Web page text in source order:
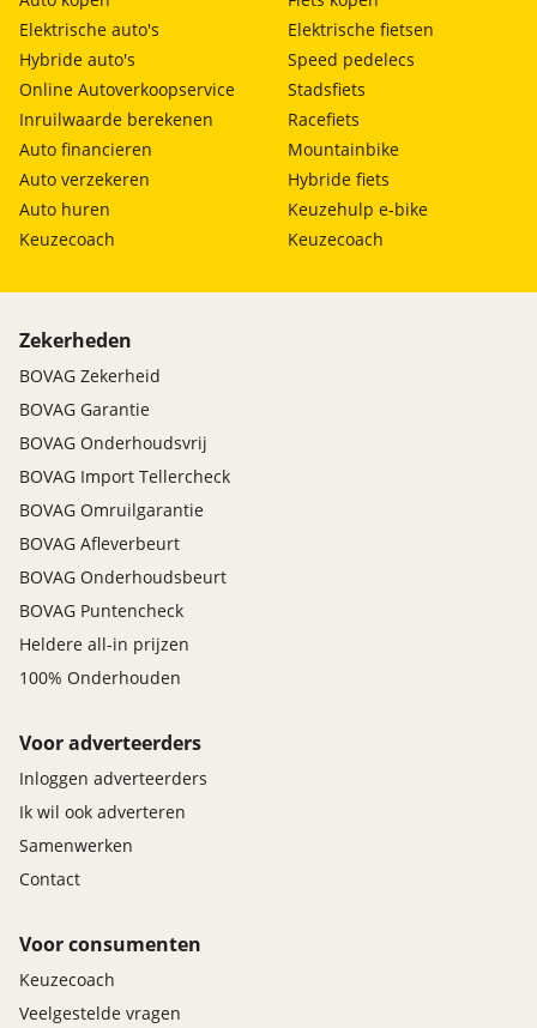
Elektrische auto's
Hybride auto's
Online Autoverkoopservice
Inruilwaarde berekenen
Auto financieren
Auto verzekeren
Auto huren
Keuzecoach
Elektrische fietsen
Speed pedelecs
Stadsfiets
Racefiets
Mountainbike
Hybride fiets
Keuzehulp e-bike
Keuzecoach
Zekerheden
BOVAG Zekerheid
BOVAG Garantie
BOVAG Onderhoudsvrij
BOVAG Import Tellercheck
BOVAG Omruilgarantie
BOVAG Afleverbeurt
BOVAG Onderhoudsbeurt
BOVAG Puntencheck
Heldere all-in prijzen
100% Onderhouden
Voor adverteerders
Inloggen adverteerders
Ik wil ook adverteren
Samenwerken
Contact
Voor consumenten
Keuzecoach
Veelgestelde vragen